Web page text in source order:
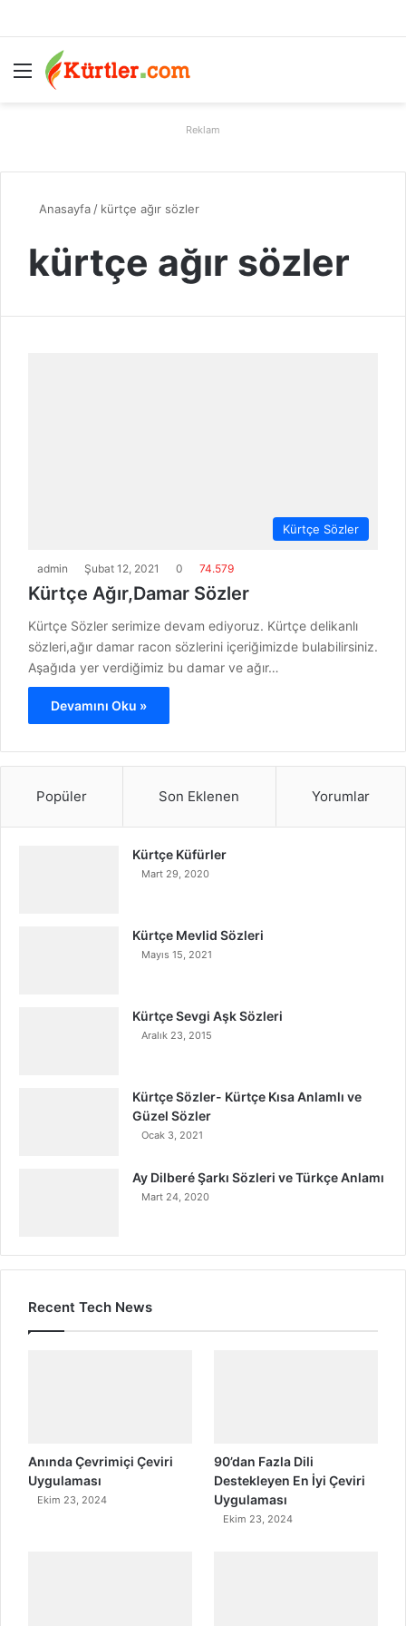
Menü
Reklam
Anasayfa / kürtçe ağır sözler
kürtçe ağır sözler
Kürtçe Sözler
admin Şubat 12, 2021 0 74.579
Kürtçe Ağır,Damar Sözler
Kürtçe Sözler serimize devam ediyoruz. Kürtçe delikanlı
sözleri,ağır damar racon sözlerini içeriğimizde bulabilirsiniz.
Aşağıda yer verdiğimiz bu damar ve ağır…
Devamını Oku »
Popüler Son Eklenen Yorumlar
Kürtçe Küfürler
Mart 29, 2020
Kürtçe Mevlid Sözleri
Mayıs 15, 2021
Kürtçe Sevgi Aşk Sözleri
Aralık 23, 2015
Kürtçe Sözler- Kürtçe Kısa Anlamlı ve
Güzel Sözler
Ocak 3, 2021
Ay Dilberé Şarkı Sözleri ve Türkçe Anlamı
Mart 24, 2020
Recent Tech News
Anında Çevrimiçi Çeviri
Uygulaması
Ekim 23, 2024
90’dan Fazla Dili
Destekleyen En İyi Çeviri
Uygulaması
Ekim 23, 2024